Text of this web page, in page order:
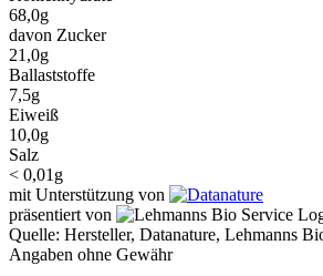
68,0g
davon Zucker
21,0g
Ballaststoffe
7,5g
Eiweiß
10,0g
Salz
< 0,01g
mit Unterstützung von
präsentiert von
Quelle: Hersteller, Datanature, Lehmanns
Angaben ohne Gewähr